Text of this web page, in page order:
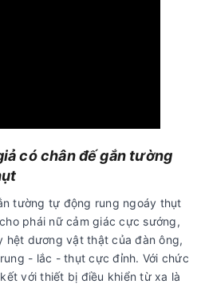
có chân đế gắn tường
tường tự động rung ngoáy thụt
phái nữ cảm giác cực sướng,
hệt dương vật thật của đàn ông,
- lắc - thụt cực đỉnh. Với chức
với thiết bị điều khiển từ xa là